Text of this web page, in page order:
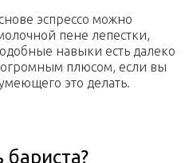
эспрессо можно
пене лепестки,
навыки есть далеко
огромным плюсом, если вы
это делать.